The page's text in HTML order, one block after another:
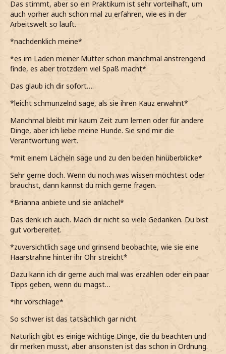
Das sehe ich ganz genau so. Spaß an der Sache ist das
wichtige, dann fällt einem das Lernen auch leichter.
*zustimmend erwidere und ganz seiner Meinung bin*
auch wenn mir noch unsicher bin, wie es danach
weitergeht*
*einen scheuen Blick auf die beiden Hunde werfe,
allerdings einen Teufel tun werde, sie zu streicheln*
*stattdessen nur nicke, als er mir die Namen der Tiere
nennt*
Ich habe nur einen Kauz, das reicht mir schon an
der Eulerei herumlungert*
genau anschaut*
entgegennehme*
ein dankbares Lächeln schenke*
abnehme, als er ihn mir reicht*
Mit diesen Tipps kann ja eigentlich nichts mehr schief
gehen.
Das stimmt, aber so ein Praktikum ist sehr vorteilhaft, um
auch vorher auch schon mal zu erfahren, wie es in der
Arbeitswelt so läuft.
*nachdenklich meine*
*es im Laden meiner Mutter schon manchmal anstrengend
finde, es aber trotzdem viel Spaß macht*
Das glaub ich dir sofort….
*leicht schmunzelnd sage, als sie ihren Kauz erwähnt*
Manchmal bleibt mir kaum Zeit zum lernen oder für andere
Dinge, aber ich liebe meine Hunde. Sie sind mir die
Verantwortung wert.
*mit einem Lächeln sage und zu den beiden hinüberblicke*
Sehr gerne doch. Wenn du noch was wissen möchtest oder
brauchst, dann kannst du mich gerne fragen.
*Brianna anbiete und sie anlächel*
Das denk ich auch. Mach dir nicht so viele Gedanken. Du bist
gut vorbereitet.
*zuversichtlich sage und grinsend beobachte, wie sie eine
Haarsträhne hinter ihr Ohr streicht*
Dazu kann ich dir gerne auch mal was erzählen oder ein paar
Tipps geben, wenn du magst…
*ihr vorschlage*
So schwer ist das tatsächlich gar nicht.
Natürlich gibt es einige wichtige Dinge, die du beachten und
dir merken musst, aber ansonsten ist das schon in Ordnung.